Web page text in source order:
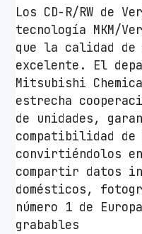
Z
O
I
m
p
r
i
m
i
b
l
e
5
Los CD-R/RW de
tecnología MKM/
que la calidad de
excelente. El
Mitsubishi
estrecha
de unidades,
compatibilidad
convirtiéndolos
compartir datos
domésticos,
número 1 de
grabables